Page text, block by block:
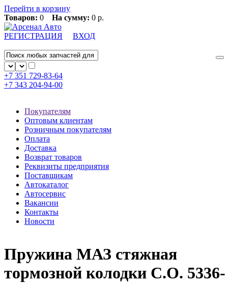
Перейти в корзину
Товаров: 0 На сумму: 0 р.
РЕГИСТРАЦИЯ ВХОД
+7 351 729-83-64
+7 343 204-94-00
Покупателям
Оптовым клиентам
Розничным покупателям
Оплата
Доставка
Возврат товаров
Реквизиты предприятия
Поставщикам
Автокаталог
Автосервис
Вакансии
Контакты
Новости
Пружина МАЗ стяжная
тормозной колодки С.О. 5336-